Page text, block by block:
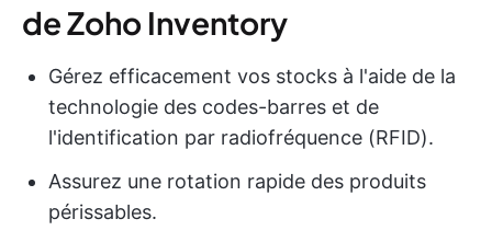
de Zoho Inventory
Gérez efficacement vos stocks à l'aide de la
technologie des codes-barres et de
l'identification par radiofréquence (RFID).
Assurez une rotation rapide des produits
périssables.